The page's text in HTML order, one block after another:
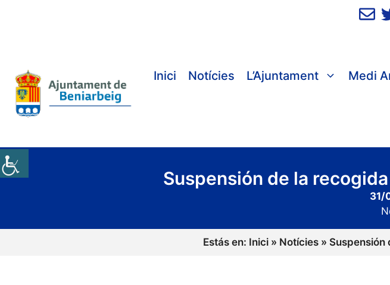
Inici Notícies L’Ajuntament Medi
Suspensión de la
31/
Estás en: Inici» Notícies» Suspensión